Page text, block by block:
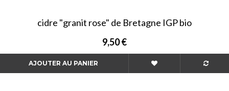
cidre "granit rose" de Bretagne IGP bio
9,50 €
AJOUTER AU PANIER